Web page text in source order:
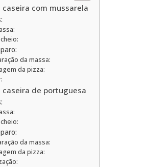
caseira com mussarela
da massa:
da pizza:
caseira de portuguesa
da massa:
da pizza: